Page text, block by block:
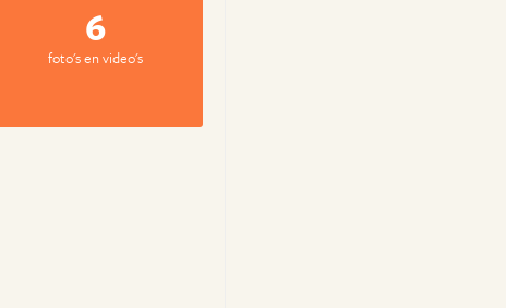
6
foto's en video's